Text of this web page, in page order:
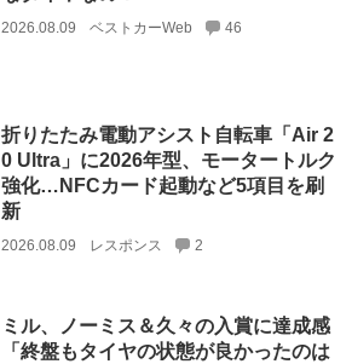
2026.08.09 ベストカーWeb 46
折りたたみ電動アシスト自転車「Air 2
0 Ultra」に2026年型、モータートルク
強化…NFCカード起動など5項目を刷
新
2026.08.09 レスポンス 2
ミル、ノーミス＆久々の入賞に達成感
「終盤もタイヤの状態が良かったのは